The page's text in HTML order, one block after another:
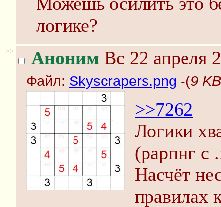
логике?
>> Аноним Вс 22 апреля
Файл: Skyscrapers.png -(9
>>7262
Логики
(рарпнг с
Насчёт
правилах